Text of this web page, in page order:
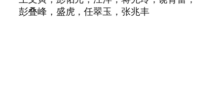
彭叠峰，盛虎，任翠玉，张兆丰